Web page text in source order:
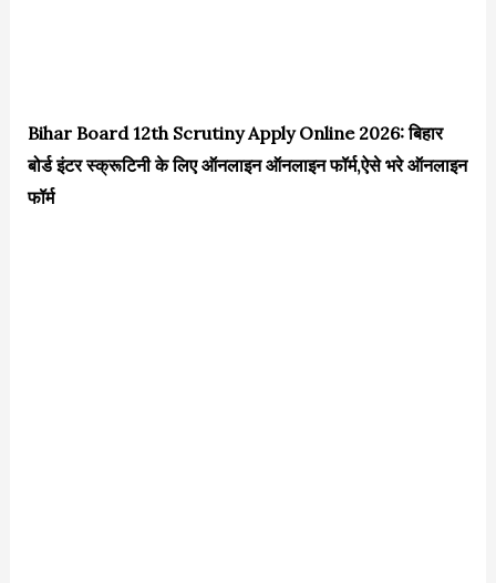
Bihar Board 12th Scrutiny Apply Online 2026: बिहार
बोर्ड इंटर स्क्रूटिनी के लिए ऑनलाइन ऑनलाइन फॉर्म,ऐसे भरे ऑनलाइन
फॉर्म